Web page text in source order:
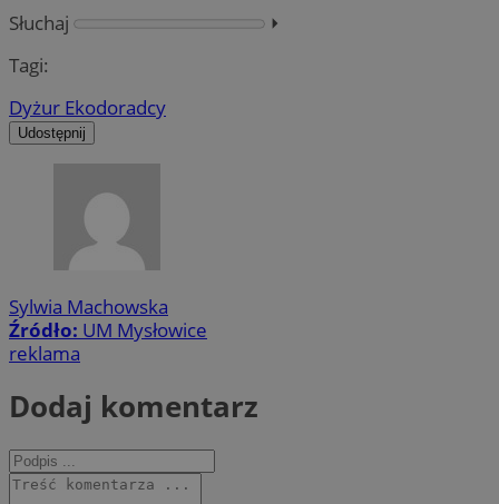
Słuchaj
⏵︎
Tagi:
Dyżur Ekodoradcy
Udostępnij
Sylwia Machowska
Źródło: UM Mysłowice
reklama
Dodaj komentarz